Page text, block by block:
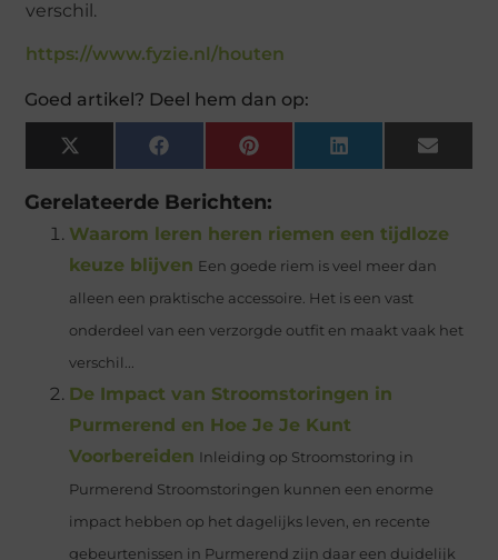
verschil.
https://www.fyzie.nl/houten
Goed artikel? Deel hem dan op:
X
(Twitter)
Facebook Pinterest LinkedIn Email
Gerelateerde Berichten:
Waarom leren heren riemen een tijdloze
keuze blijven Een goede riem is veel meer dan
alleen een praktische accessoire. Het is een vast
onderdeel van een verzorgde outfit en maakt vaak het
verschil...
De Impact van Stroomstoringen in
Purmerend en Hoe Je Je Kunt
Voorbereiden Inleiding op Stroomstoring in
Purmerend Stroomstoringen kunnen een enorme
impact hebben op het dagelijks leven, en recente
gebeurtenissen in Purmerend zijn daar een duidelijk